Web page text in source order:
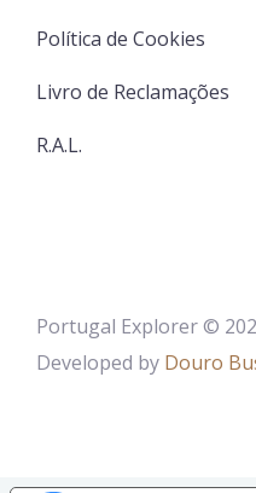
Política de Cookies
Livro de Reclamações
R.A.L.
Portugal Explorer ©
Developed by Douro